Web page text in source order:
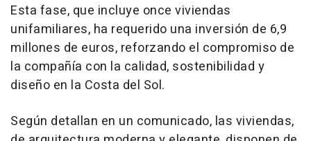
Esta fase, que incluye once viviendas
unifamiliares, ha requerido una inversión de 6,9
millones de euros, reforzando el compromiso de
la compañía con la calidad, sostenibilidad y
diseño en la Costa del Sol.
Según detallan en un comunicado, las viviendas,